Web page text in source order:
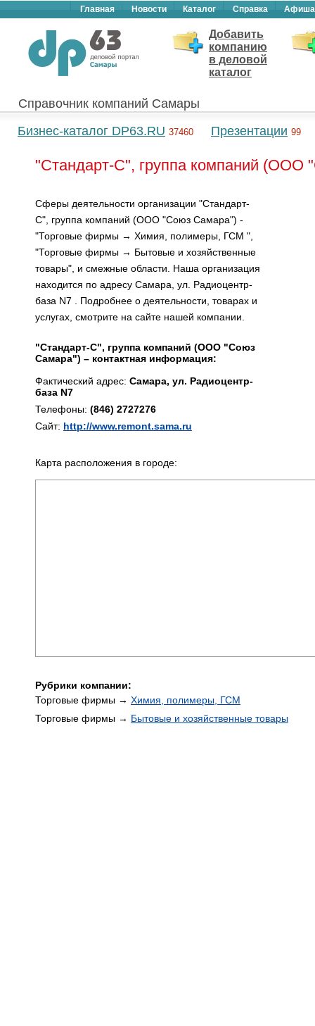
Главная Новости Каталог Справка Афиша
Добавить
компанию
в деловой
каталог
Справочник компаний Самары
Бизнес-каталог DP63.RU 37460 Презентации 99
"Стандарт-С", группа компаний
Сферы деятельности организации "Стандарт-
С", группа компаний (ООО "Союз Самара") -
"Торговые фирмы → Химия, полимеры, ГСМ ",
"Торговые фирмы → Бытовые и хозяйственные
товары", и смежные области. Наша организация
находится по адресу Самара, ул. Радиоцентр-
база N7 . Подробнее о деятельности, товарах и
услугах, смотрите на сайте нашей компании.
"Стандарт-С", группа компаний (ООО "Союз
Самара") – контактная информация:
Фактический адрес: Самара, ул. Радиоцентр-
база N7
Телефоны: (846) 2727276
Сайт: http://www.remont.sama.ru
Карта расположения в городе:
Рубрики компании:
Торговые фирмы → Химия, полимеры, ГСМ
Торговые фирмы → Бытовые и хозяйственные товары